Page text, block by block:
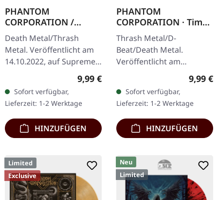
PHANTOM
CORPORATION /
HARROWED · Split |
DIGIPAK CD
Death Metal/Thrash
Metal. Veröffentlicht am
14.10.2022, auf Supreme
Chaos Records. Wende-
DigiPak mit je einer Band
auf einer Seite und 8-
seitigem…
Regulärer Preis:
9,99 €
Sofort verfügbar,
Lieferzeit: 1-2 Werktage
HINZUFÜGEN
PHANTOM
CORPORATION · Time
And Tide | BLACK
TRANSPARENT TAPE
Thrash Metal/D-
Beat/Death Metal.
Veröffentlicht am
12.12.2025, auf Supreme
Chaos Records. Tape-
Version mit 6-seitiger
Inlaycard und im
schicken…
9,99 €
Sofort verfügbar,
Lieferzeit: 1-2 Werktage
HINZUFÜGEN
Limited
Exclusive
Neu
Limited